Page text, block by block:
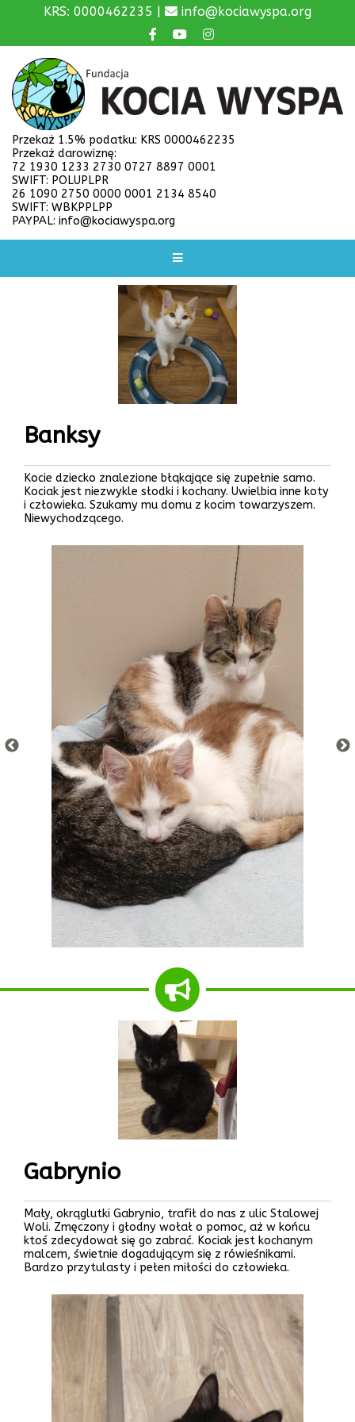
KRS: 0000462235 | info@kociawyspa.org
Przekaż 1.5% podatku: KRS 0000462235
Przekaż darowiznę:
72 1930 1233 2730 0727 8897 0001
SWIFT: POLUPLPR
26 1090 2750 0000 0001 2134 8540
SWIFT: WBKPPLPP
PAYPAL: info@kociawyspa.org
Banksy
Kocie dziecko znalezione błąkające się zupełnie samo.
Kociak jest niezwykle słodki i kochany. Uwielbia inne koty
i człowieka. Szukamy mu domu z kocim towarzyszem.
Niewychodzącego.
Gabrynio
Mały, okrąglutki Gabrynio, trafił do nas z ulic Stalowej
Woli. Zmęczony i głodny wołał o pomoc, aż w końcu
ktoś zdecydował się go zabrać. Kociak jest kochanym
malcem, świetnie dogadującym się z rówieśnikami.
Bardzo przytulasty i pełen miłości do człowieka.